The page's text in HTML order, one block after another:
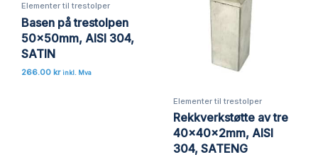
Elementer til trestolper
Basen på trestolpen
50x50mm, AISI 304,
SATIN
266.00 kr inkl. Mva
Elementer til trestolper
Rekkverkstøtte av tre
40x40x2mm, AISI
304, SATENG